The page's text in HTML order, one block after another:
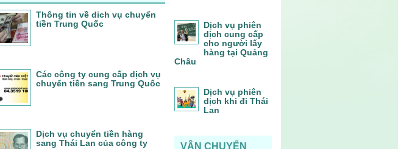
Thông tin về dich vụ chuyển
tiền Trung Quốc
Các công ty cung cấp dịch vụ
chuyển tiền sang Trung Quốc
Dịch vụ chuyển tiền hàng
sang Thái Lan của công ty
Dịch vụ phiên
dịch cung cấp
cho người lấy
hàng tại Quảng
Châu
Dịch vụ phiên
dịch khi đi Thái
Lan
VẬN CHUYỂN